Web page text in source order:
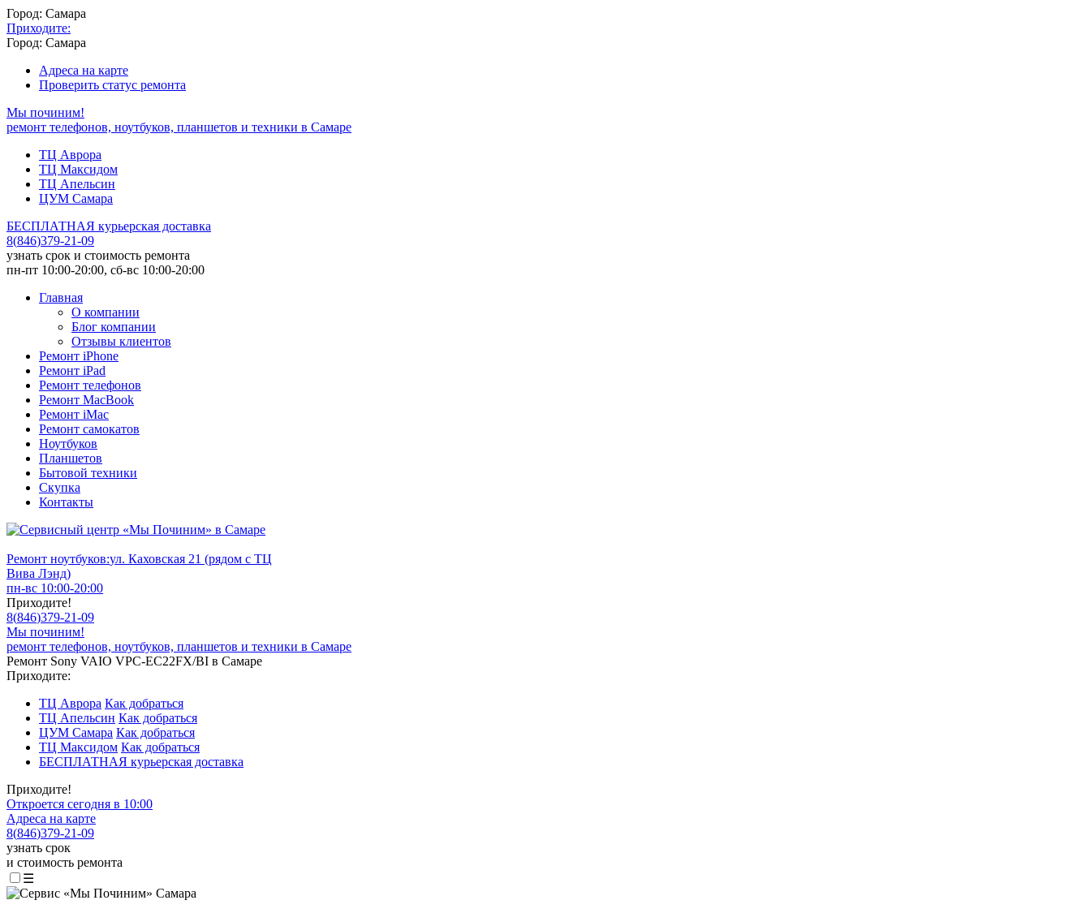
Город: Самара
Приходите:
Город: Самара
Адреса на карте
Проверить статус ремонта
Мы починим!
ремонт телефонов, ноутбуков, планшетов и техники в Самаре
ТЦ Аврора
ТЦ Максидом
ТЦ Апельсин
ЦУМ Самара
БЕСПЛАТНАЯ курьерская доставка
8(846)379-21-09
узнать срок и стоимость ремонта
пн-пт 10:00-20:00, сб-вс 10:00-20:00
Главная
О компании
Блог компании
Отзывы клиентов
Ремонт iPhone
Ремонт iPad
Ремонт телефонов
Ремонт MacBook
Ремонт iMac
Ремонт самокатов
Ноутбуков
Планшетов
Бытовой техники
Скупка
Контакты
Ремонт ноутбуков:ул. Каховская 21 (рядом с ТЦ
Вива Лэнд)
пн-вс 10:00-20:00
Приходите!
8(846)379-21-09
Мы починим!
ремонт телефонов, ноутбуков, планшетов и техники в Самаре
Ремонт Sony VAIO VPC-EC22FX/BI в Самаре
Приходите:
ТЦ Аврора Как добраться
ТЦ Апельсин Как добраться
ЦУМ Самара Как добраться
ТЦ Максидом Как добраться
БЕСПЛАТНАЯ курьерская доставка
Приходите!
Откроется сегодня в 10:00
Адреса на карте
8(846)379-21-09
узнать срок
и стоимость ремонта
☰